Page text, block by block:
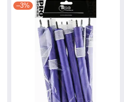
–3%